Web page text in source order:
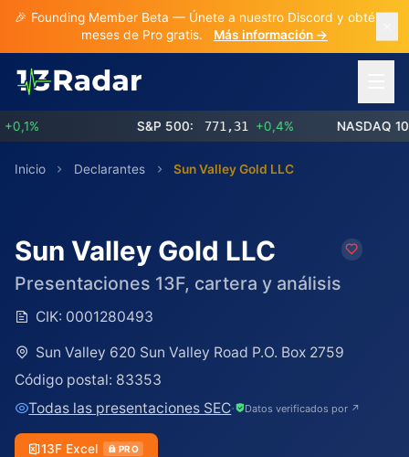
🎉 Founding Member Beta — Únete a nuestro Discord y obtén 3
meses de Pro gratis.
Más información →
S&P 500: 771,31 +0,4% NASDAQ 100:
Inicio Declarantes Sun Valley Gold LLC
Sun Valley Gold LLC
Presentaciones 13F, cartera y análisis
CIK: 0001280493
Sun Valley 620 Sun Valley Road P.O. Box 2759
Código postal: 83353
Todas las presentaciones SEC· Datos verificados por ↗
13F Excel PRO